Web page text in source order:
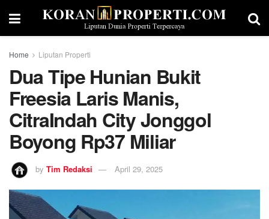
Home Liputan Properti
Dua Tipe Hunian Bukit
Freesia Laris Manis,
CitraIndah City Jonggol
Boyong Rp37 Miliar
by Tim Redaksi April 29, 2025